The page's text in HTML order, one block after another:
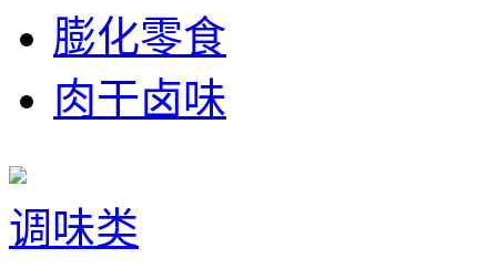
膨化零食
肉干卤味
调味类